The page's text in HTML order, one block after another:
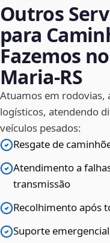
Outros
para
Fazemos
Maria‑RS
Atuamos em rodovias,
logísticos, atendendo
veículos pesados:
Resgate de
Atendimento a
transmissão
Recolhimento após
Suporte